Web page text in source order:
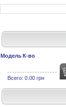
Модель К-во
Всего: 0.00 грн